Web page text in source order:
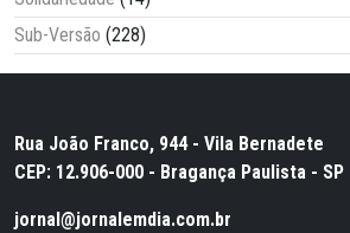
Sub-Versão (228)
Rua João Franco, 944 - Vila Bernadete
CEP: 12.906-000 - Bragança Paulista - SP
jornal@jornalemdia.com.br